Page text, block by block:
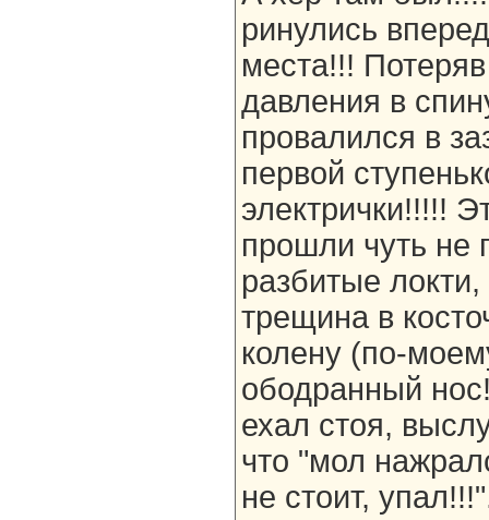
ринулись
места!!!
давления в
провалился в
первой
электрички!!!!!
прошли чуть не
разбитые
трещина в
колену (по-
ободранный
ехал стоя,
что "мол
не стоит,